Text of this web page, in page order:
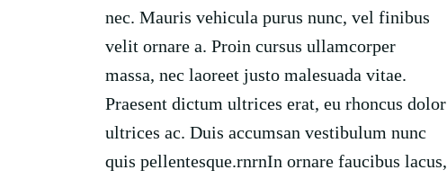
nec. Mauris vehicula purus nunc, vel finibus
velit ornare a. Proin cursus ullamcorper
massa, nec laoreet justo malesuada vitae.
Praesent dictum ultrices erat, eu rhoncus dolor
ultrices ac. Duis accumsan vestibulum nunc
quis pellentesque.rnrnIn ornare faucibus lacus,